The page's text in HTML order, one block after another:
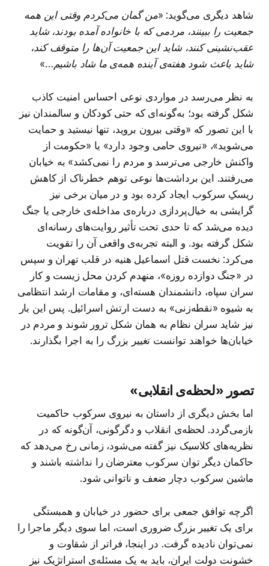
شاهد دیگری می‌گوید: «من گمان می‌کردم وقتی این همه
جمعیت را ببینند، مردمی که با خانواده آمده بودند، شاید
عقب‌نشینی کنند، شاید این جمعیت آن‌ها را متوقف کند،
شاید باعث شود هفته‌ی آینده همه‌ی ما شاد باشیم…»
به نظر می‌رسد در مواردی نوعی احساس امنیت کاذب
شکل گرفته بود؛ به‌گونه‌ای که حتی کودکان و سالمندان نیز
با این تصور که «وقتی بیرون بروید، تنها نیستید و حمایت
می‌شوید»، «نیروی حامی وجود دارد» یا «حکومت از
واکنش خارجی می‌ترسد و مردم را نمی‌کشد» به خیابان
می‌رفتند. این برداشت‌ها نوعی توهم خطرناک از کاهش
ریسکِ سرکوب ایجاد کرده بود و در میان برخی نیز
گرایشی به خیال‌پردازی درباره‌ی مداخله‌ی خارجی یا جنگ
دیده می‌شد که تا حدی تحت تأثیر روایت‌های رسانه‌ای
شکل گرفته بود. و البته تجربه‌ی واقعی آن را تقویت
می‌کرد: نخست قتل اسماعیل هنیه در قلب تهران و سپس
در «جنگ دوازده روزه»، منهدم کردن محل زیست و کار
سران سپاه، دانشمندان هسته‌ای، و مقامات ارشد انتظامی
به شیوه «نقطه‌زنی» به دست ارتش اسرائیل. پس این بار
نیز شاید سران نظام به همان شکل ترور شوند و مردم در
خیابان‌ها خواهند توانست تغییر بزرگ را به اجرا بگذارند.
تصور «لحظه‌ی انقلابی»
اما بخش دیگری از داستان به نیروی سرکوب حاکمیت
بازمی‌گردد. لحظه‌ی انقلاب و دگرگونی، آن‌گونه که در
نظریه‌های کلاسیک نیز گفته می‌شود، زمانی رخ می‌دهد که
حاکمان دیگر توان سرکوب معترضان را نداشته باشند و
ماشین سرکوب دچار ضعف و ناتوانی شود.
اگرچه توافق جمعی برای حضور در خیابان و همبستگی
برای یک تغییر بزرگ ضروری است، اما سوی دیگر ماجرا را
نمی‌توان نادیده گرفت. در اینجا، فراتر از شقاوت و
خشونت دولت ایران، باید به یک مسئله‌ی استراتژیک نیز